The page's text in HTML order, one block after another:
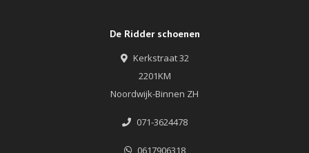
De Ridder schoenen
Kerkstraat 32
2201KM
Noordwijk-Binnen ZH
071-3624478
0617906318